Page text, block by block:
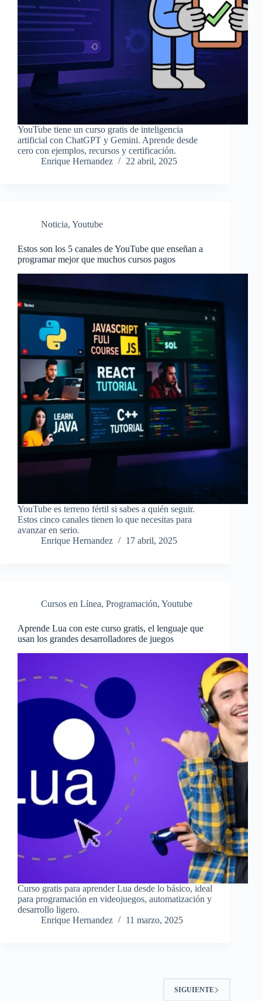
YouTube tiene un curso gratis de inteligencia
artificial con ChatGPT y Gemini. Aprende desde
cero con ejemplos, recursos y certificación.
Enrique Hernandez
22 abril, 2025
Noticia, Youtube
Estos son los 5 canales de YouTube que enseñan a
programar mejor que muchos cursos pagos
YouTube es terreno fértil si sabes a quién seguir.
Estos cinco canales tienen lo que necesitas para
avanzar en serio.
Enrique Hernandez
17 abril, 2025
Cursos en Línea, Programación, Youtube
Aprende Lua con este curso gratis, el lenguaje que
usan los grandes desarrolladores de juegos
Curso gratis para aprender Lua desde lo básico, ideal
para programación en videojuegos, automatización y
desarrollo ligero.
Enrique Hernandez
11 marzo, 2025
SIGUIENTE